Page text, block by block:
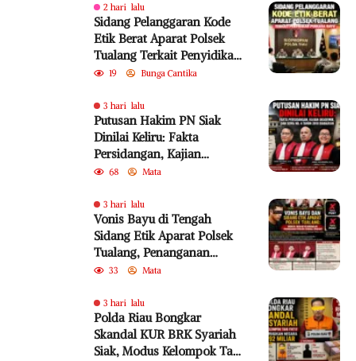
2 hari lalu
Sidang Pelanggaran Kode
Etik Berat Aparat Polsek
Tualang Terkait Penyidikan
Perkara Bayu
19 Bunga Cantika
3 hari lalu
Putusan Hakim PN Siak
Dinilai Keliru: Fakta
Persidangan, Kajian
Akademik, dan SEMA No. 4
68 Mata
3 hari lalu
Vonis Bayu di Tengah
Sidang Etik Aparat Polsek
Tualang, Penanganan
Perkara Kembali Jadi
33 Mata
3 hari lalu
Polda Riau Bongkar
Skandal KUR BRK Syariah
Siak, Modus Kelompok Tani